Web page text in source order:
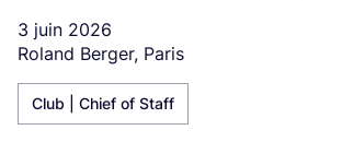
3 juin 2026
Roland Berger, Paris
Club | Chief of Staff